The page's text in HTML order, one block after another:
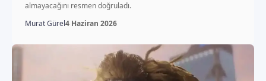
almayacağını resmen doğruladı.
Murat Gürel4 Haziran 2026